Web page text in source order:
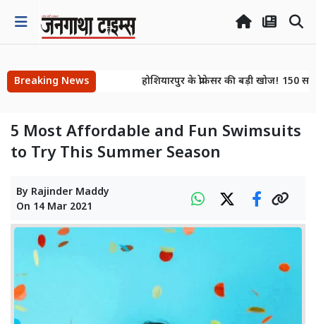
Breaking News
होशियारपुर के प्रोफेसर की बड़ी खोज! 150
5 Most Affordable and Fun Swimsuits
to Try This Summer Season
By Rajinder Maddy
On 14 Mar 2021